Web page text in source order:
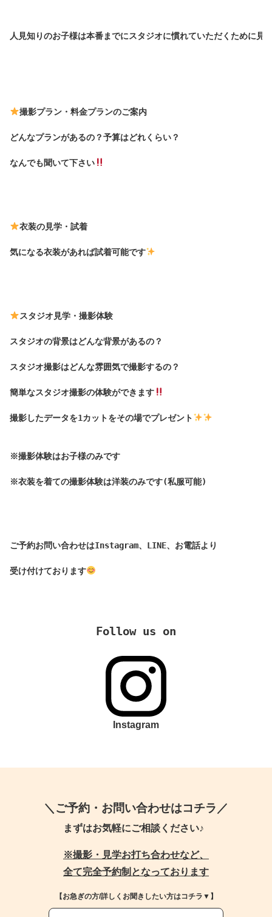
人見知りのお子様は本番までにスタジオに慣れていただくために見
撮影プラン・料金プランのご案内
どんなプランがあるの？予算はどれくらい？
なんでも聞いて下さい
衣装の見学・試着
気になる衣装があれば試着可能です
スタジオ見学・撮影体験
スタジオの背景はどんな背景があるの？
スタジオ撮影はどんな雰囲気で撮影するの？
簡単なスタジオ撮影の体験ができます
撮影したデータを1カットをその場でプレゼント
※撮影体験はお子様のみです
※衣装を着ての撮影体験は洋装のみです(私服可能)
ご予約お問い合わせはInstagram、LINE、お電話より
受け付けております
Follow us on
Instagram
＼ご予約・お問い合わせはコチラ／
まずはお気軽にご相談ください♪
※撮影・見学お打ち合わせなど、
全て完全予約制となっております
【お急ぎの方/詳しくお聞きしたい方はコチラ▼】